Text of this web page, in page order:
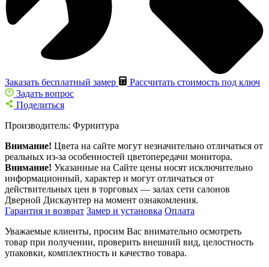
Заказать бесплатный замер
Рассчитать стоимость под ключ
Задать вопрос
Поделиться
Производитель: Фурнитура
Внимание! Цвета на сайте могут незначительно отличаться от
реальных из-за особенностей цветопередачи монитора.
Внимание! Указанные на Сайте цены носят исключительно
информационный, характер и могут отличаться от
действительных цен в торговых — залах сети салонов
Дверной Дискаунтер на момент ознакомления.
Гарантия и возврат Замер и установка Оплата
Уважаемые клиенты, просим Вас внимательно осмотреть
товар при получении, проверить внешний вид, целостность
упаковки, комплектность и качество товара.